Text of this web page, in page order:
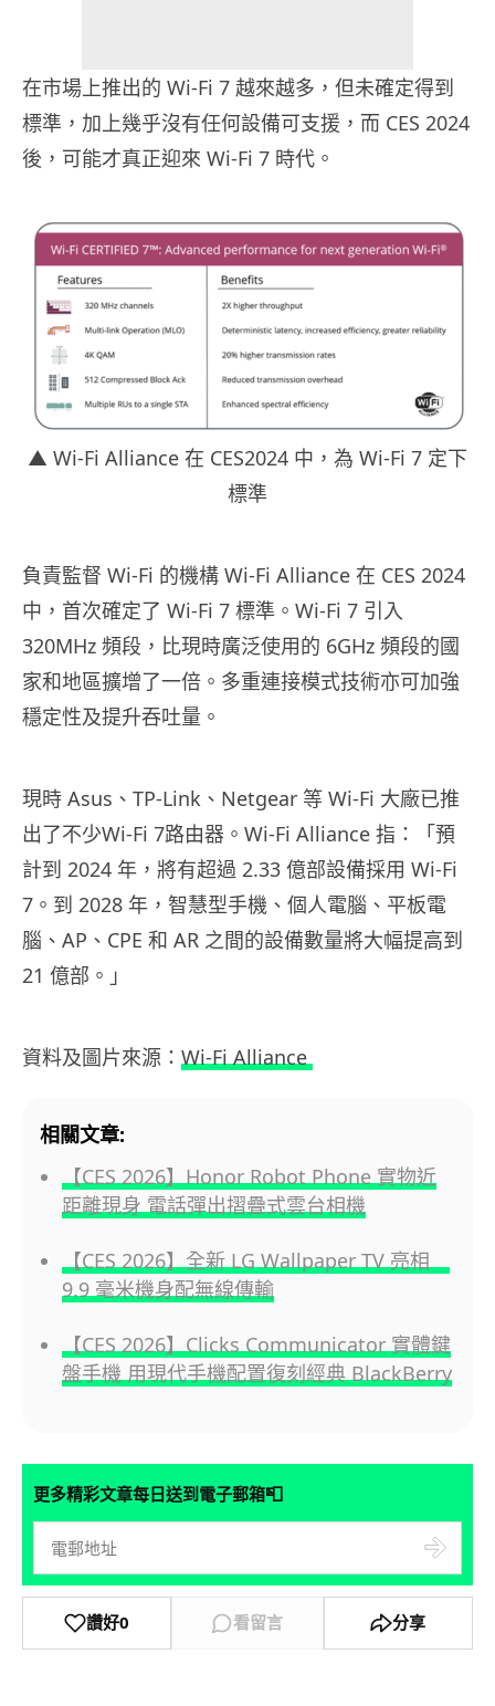
在市場上推出的 Wi-Fi 7 越來越多，但未確定得到
標準，加上幾乎沒有任何設備可支援，而 CES 2024
後，可能才真正迎來 Wi-Fi 7 時代。
▲ Wi-Fi Alliance 在 CES2024 中，為 Wi-Fi 7 定下
標準
負責監督 Wi-Fi 的機構 Wi-Fi Alliance 在 CES 2024
中，首次確定了 Wi-Fi 7 標準。Wi-Fi 7 引入
320MHz 頻段，比現時廣泛使用的 6GHz 頻段的國
家和地區擴增了一倍。多重連接模式技術亦可加強
穩定性及提升吞吐量。
現時 Asus、TP-Link、Netgear 等 Wi-Fi 大廠已推
出了不少Wi-Fi 7路由器。Wi-Fi Alliance 指：「預
計到 2024 年，將有超過 2.33 億部設備採用 Wi-Fi
7。到 2028 年，智慧型手機、個人電腦、平板電
腦、AP、CPE 和 AR 之間的設備數量將大幅提高到
21 億部。」
資料及圖片來源： Wi-Fi Alliance
相關文章:
【CES 2026】Honor Robot Phone 實物近
距離現身 電話彈出摺疊式雲台相機
【CES 2026】全新 LG Wallpaper TV 亮相
9.9 毫米機身配無線傳輸
【CES 2026】Clicks Communicator 實體鍵
盤手機 用現代手機配置復刻經典 BlackBerry
更多精彩文章每日送到電子郵箱📮
讚好0 看留言 分享